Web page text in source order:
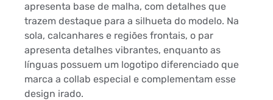
apresenta base de malha, com detalhes que
trazem destaque para a silhueta do modelo. Na
sola, calcanhares e regiões frontais, o par
apresenta detalhes vibrantes, enquanto as
línguas possuem um logotipo diferenciado que
marca a collab especial e complementam esse
design irado.